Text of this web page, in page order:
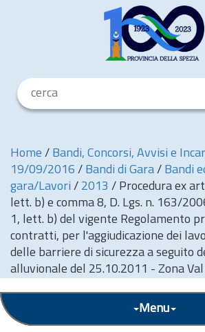
Home / Bandi, Concorsi, Avvisi e
19/09/2016 / Bandi di Gara / Bandi
gara/Lavori / 2013 / Procedura ex
lett. b) e comma 8, D. Lgs. n. 163/
1, lett. b) del vigente Regolamento
contratti, per l'aggiudicazione dei
delle barriere di sicurezza a seguito
alluvionale del 25.10.2011 - Zona Val
Menu